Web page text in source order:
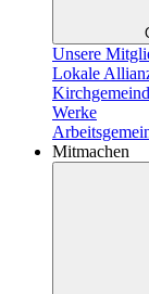
Unsere
Lokale
Werke
Mitmachen